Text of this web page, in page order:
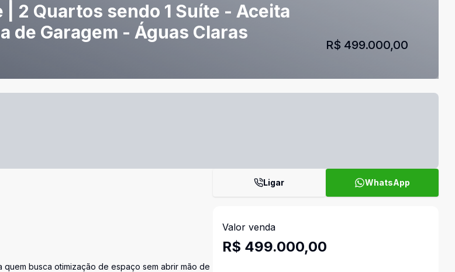
2 Quartos sendo 1 Suíte - Aceita
de Garagem - Águas Claras
R$ 499.000,00
busca otimização de espaço sem abrir mão de
Ligar WhatsApp
Valor venda
R$ 499.000,00